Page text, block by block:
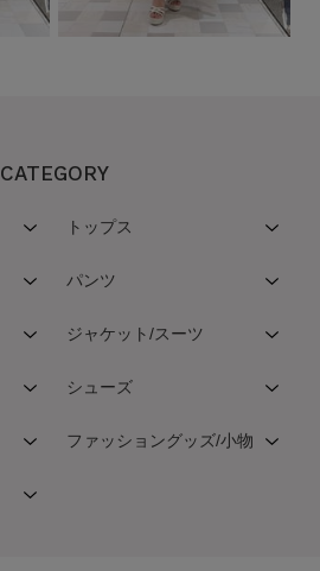
CATEGORY
トップス
パンツ
ジャケット/スーツ
シューズ
ファッショングッズ/小物